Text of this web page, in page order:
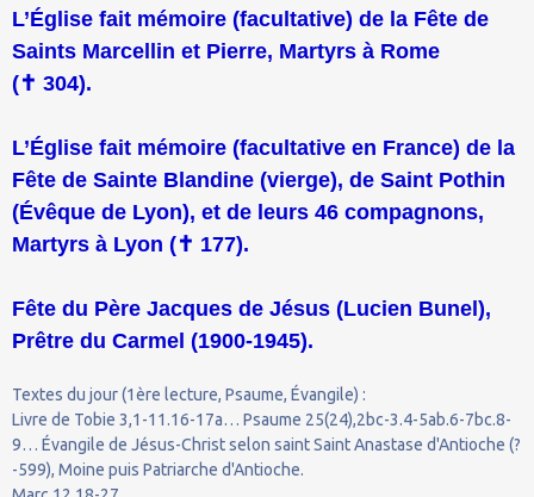
L’Église fait mémoire (facultative) de la Fête de
Saints Marcellin et Pierre, Martyrs à Rome
(✝ 304).
L’Église fait mémoire (facultative en France) de la
Fête de Sainte Blandine (vierge), de Saint Pothin
(Évêque de Lyon), et de leurs 46 compagnons,
Martyrs à Lyon (✝ 177).
Fête du Père Jacques de Jésus (Lucien Bunel),
Prêtre du Carmel (1900-1945).
Textes du jour (1ère lecture, Psaume, Évangile) :
Livre de Tobie 3,1-11.16-17a… Psaume 25(24),2bc-3.4-5ab.6-7bc.8-
9… Évangile de Jésus-Christ selon saint Saint Anastase d'Antioche (?
-599), Moine puis Patriarche d'Antioche.